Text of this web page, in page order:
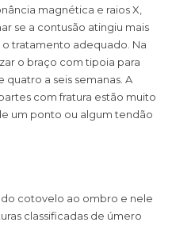
magnética e raios X,
se a contusão atingiu mais
tratamento adequado. Na
o braço com tipoia para
a seis semanas. A
com fratura estão muito
um ponto ou algum tendão
cotovelo ao ombro e nele
classificadas de úmero